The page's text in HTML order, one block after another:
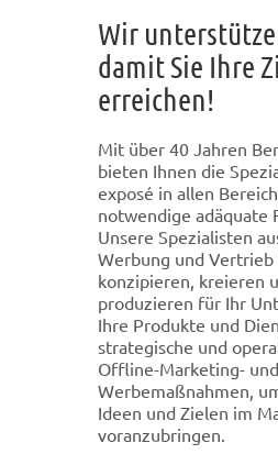
Wir
damit Sie Ihre
erreichen!
Mit über 40 Jahren
bieten Ihnen die
exposé in allen
notwendige adäquate
Unsere Spezialisten
Werbung und Vertrieb
konzipieren, kreieren
produzieren für Ihr
Ihre Produkte und
strategische und
Offline-Marketing- und
Werbemaßnahmen,
Ideen und Zielen im
voranzubringen.